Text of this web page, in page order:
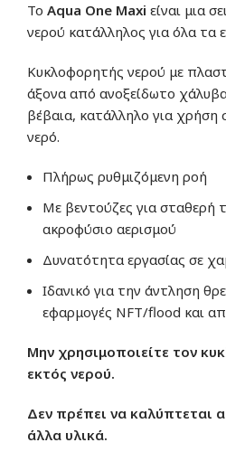
Το Aqua One Maxi είναι μια
νερού κατάλληλος για όλα τα
Κυκλοφορητής νερού με
άξονα από ανοξείδωτο
βέβαια, κατάλληλο για χρήση
νερό.
Πλήρως ρυθμιζόμενη ροή
Με βεντούζες για σταθερή
ακροφύσιο αερισμού
Δυνατότητα εργασίας σε
Ιδανικό για την άντληση
εφαρμογές NFT/flood και
Μην χρησιμοποιείτε τον
εκτός νερού.
Δεν πρέπει να καλύπτεται
άλλα υλικά.